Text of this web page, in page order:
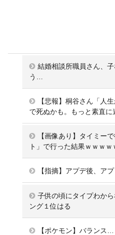
結婚相談所職員さん、
う…
【悲報】桐谷さん「人
で死ぬかも。もっと素直に
【画像あり】タイミー
ト」で行った結果ｗｗｗｗ
【指摘】アプデ後、ア
子供の頃にタイプわか
ング１位はる
【ポケモン】バランス…